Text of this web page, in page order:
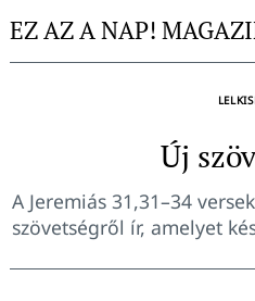
toEZ AZ A NAP!
Új
A Jeremiás 31,31–34
szövetségről ír, amelyet